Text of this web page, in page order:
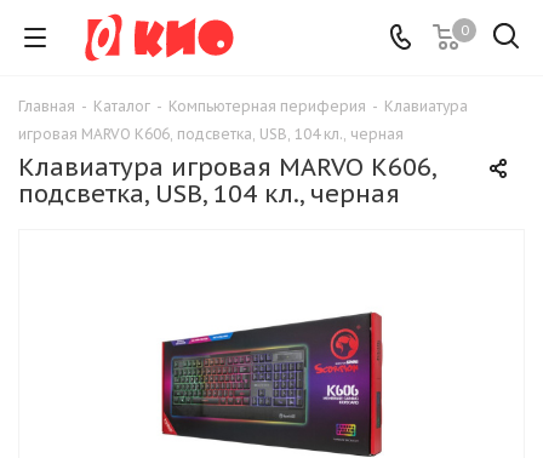
0
Главная - Каталог - Компьютерная периферия - Клавиатура
игровая MARVO K606, подсветка, USB, 104 кл., черная
Клавиатура игровая MARVO K606,
подсветка, USB, 104 кл., черная